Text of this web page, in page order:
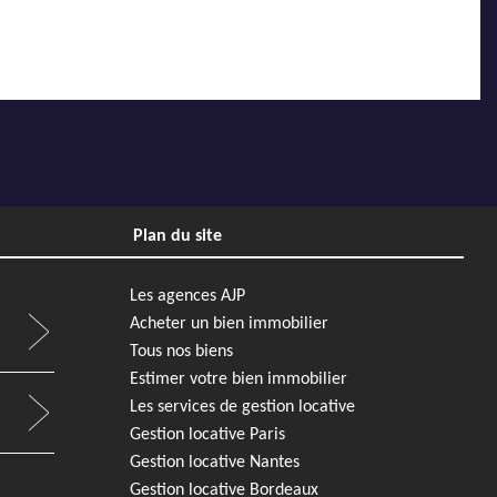
Plan du site
Les agences AJP
Acheter un bien immobilier
Tous nos biens
Estimer votre bien immobilier
Les services de gestion locative
Gestion locative Paris
Gestion locative Nantes
Gestion locative Bordeaux